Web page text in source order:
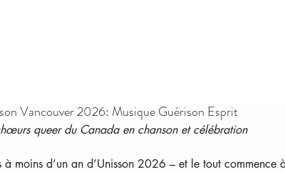
Vancouver 2026: Musique Guérison Esprit
queer du Canada en chanson et célébration
à moins d’un an d’Unisson 2026 – et le tout